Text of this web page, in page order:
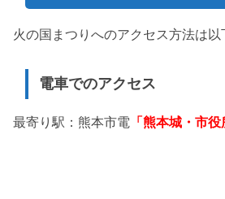
火の国まつりへのアクセス方法は以
電車でのアクセス
最寄り駅：熊本市電 「熊本城・市役